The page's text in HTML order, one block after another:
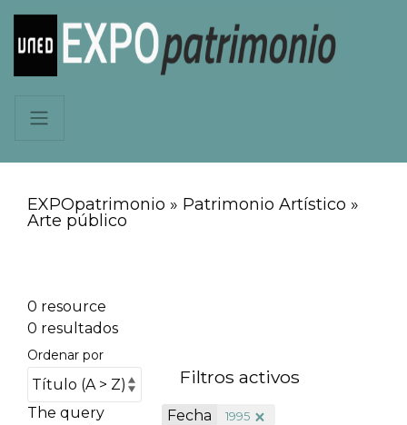
EXPOpatrimonio » Patrimonio Artístico »
Arte público
0 resource
0 resultados
Ordenar por
The query
Filtros activos
Fecha 1995